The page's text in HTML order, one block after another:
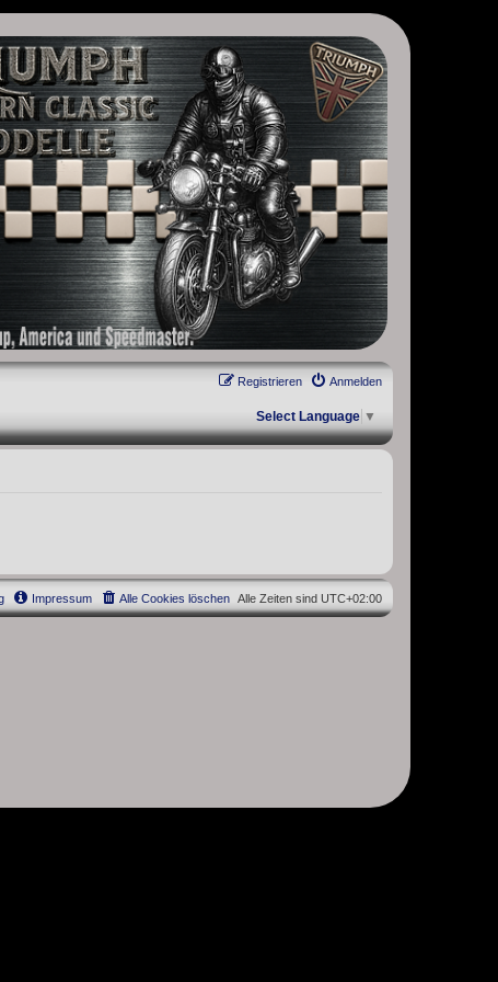
Scrambler, Bobber, Speed Twin, Street Scrambler, Street Twin,
Anmelden
Registrieren
Select Language ▼
Alle Zeiten sind UTC+02:00
Alle Cookies löschen
Impressum